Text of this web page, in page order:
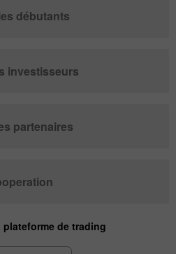
débutants
investisseurs
partenaires
plateforme de trading